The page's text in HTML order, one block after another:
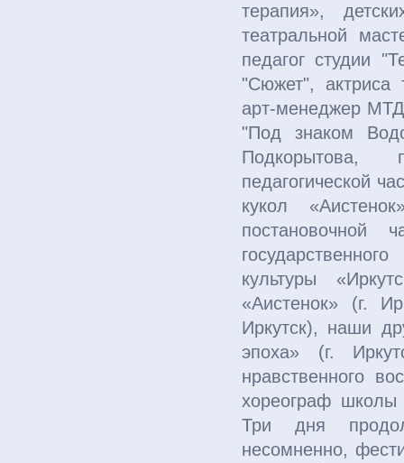
терапия»,
театральной
педагог студии
"Сюжет", актриса
арт-менеджер
"Под знаком
Подкорытова,
педагогической
кукол
постановочной
культуры
«Аистенок» (г.
Иркутск), наши
эпоха» (г.
нравственного
хореограф школы
Три дня
несомненно,